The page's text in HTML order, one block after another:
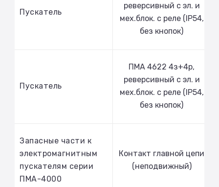
Пускатель
реверсивный с эл. и
мех.блок. с реле (IP54,
без кнопок)
Пускатель
ПМА 4622 4з+4р,
реверсивный с эл. и
мех.блок. с реле (IP54,
без кнопок)
Запасные части к
электромагнитным
пускателям серии
ПМА-4000
Контакт главной цепи
(неподвижный)